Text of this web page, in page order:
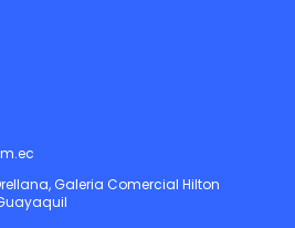
Galeria Comercial Hilton